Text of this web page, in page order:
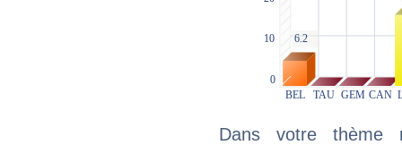
Dans votre thème